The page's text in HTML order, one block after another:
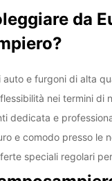
da
auto e furgoni di alta
nei termini di
dedicata e
e comodo presso le
speciali regolari